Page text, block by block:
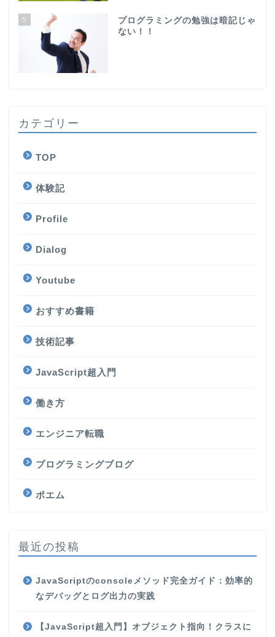
5
プログラミングの勉強は暗記じゃ
ない！！
カテゴリー
TOP
体験記
Profile
Dialog
Youtube
おすすめ書籍
技術記事
JavaScript超入門
働き方
エンジニア転職
プログラミングブログ
ポエム
最近の投稿
JavaScriptのconsoleメソッド完全ガイド：効率的
なデバッグとログ出力の実践
【JavaScript超入門】オブジェクト指向！クラスに